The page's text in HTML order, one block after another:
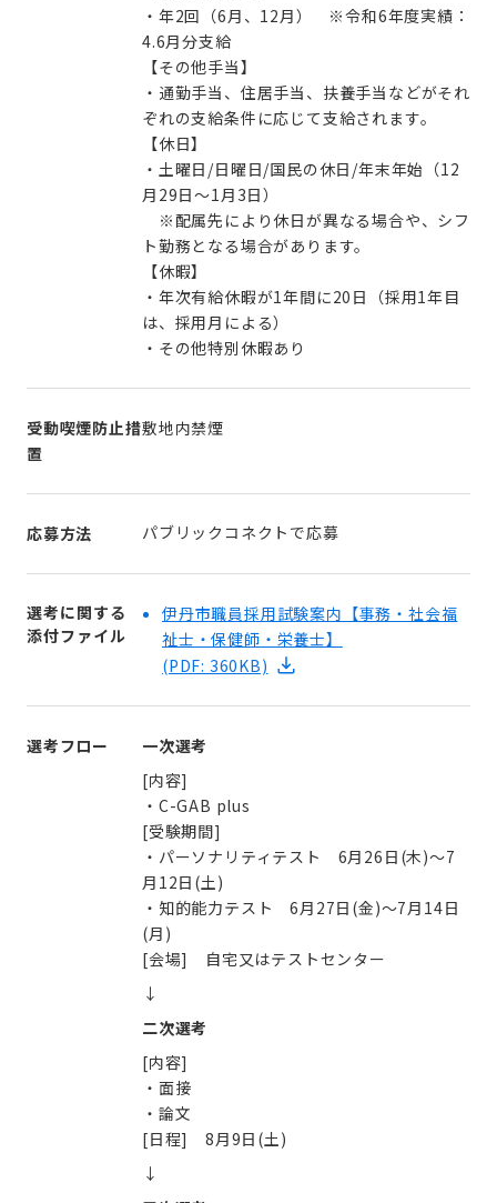
・年2回（6月、12月） ※令和6年度実績：
4.6月分支給
【その他手当】
・通勤手当、住居手当、扶養手当などがそれ
ぞれの支給条件に応じて支給されます。
【休日】
・土曜日/日曜日/国民の休日/年末年始（12
月29日～1月3日）
※配属先により休日が異なる場合や、シフ
ト勤務となる場合があります。
【休暇】
・年次有給休暇が1年間に20日（採用1年目
は、採用月による）
・その他特別休暇あり
受動喫煙防止措
置
敷地内禁煙
応募方法 パブリックコネクトで応募
選考に関する
添付ファイル
伊丹市職員採用試験案内【事務・社会福
祉士・保健師・栄養士】
(PDF: 360KB)
選考フロー
一次選考
[内容]
・C-GAB plus
[受験期間]
・パーソナリティテスト 6月26日(木)～7
月12日(土)
・知的能力テスト 6月27日(金)～7月14日
(月)
[会場] 自宅又はテストセンター
↓
二次選考
[内容]
・面接
・論文
[日程] 8月9日(土)
↓